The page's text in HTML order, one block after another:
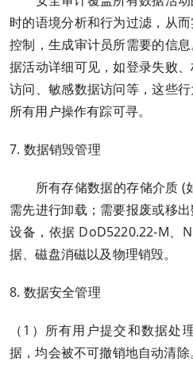
时的语境分析和行为过滤，从
控制，生成审计员所需要的信
据活动详细可见，如登录失败
访问、敏感数据访问等，这些
所有用户操作有踪可寻。
7. 数据销毁管理
所有存储数据的存储介质 (
需先进行卸载；需要报废或移
设备，依据 DoD5220.22-M、
据、磁盘消磁以及物理销毁。
8. 数据安全管理
（1）所有用户提交和数据处
据，均会被不可撤销地自动清除